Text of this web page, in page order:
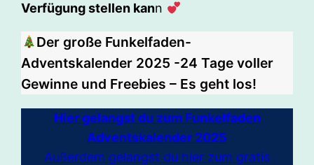
Verfügung stellen kann
Der große Funkelfaden-
Adventskalender 2025 -24 Tage voller
Gewinne und Freebies – Es geht los!
Hier gelangst du zum Funkelfaden
Adventskalender 2025
Außerdem gelangst du hier zum gratis